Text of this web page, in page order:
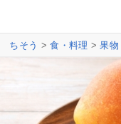
ちそう >食・料理 >果物